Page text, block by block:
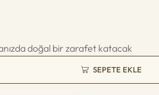
doğal bir zarafet katacak
SEPETE EKLE